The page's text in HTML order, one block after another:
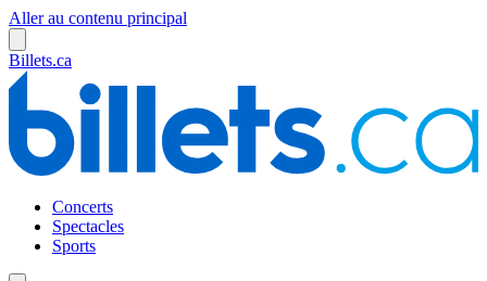
Aller au contenu principal
Billets.ca
Concerts
Spectacles
Sports